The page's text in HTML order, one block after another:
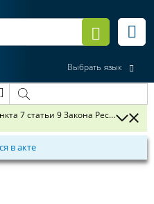
Выбрать язык
7 статьи 9 Закона Республики
в акте